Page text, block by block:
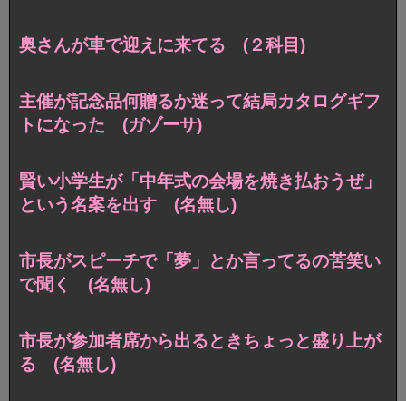
奥さんが車で迎えに来てる (２科目)
主催が記念品何贈るか迷って結局カタログギフ
トになった (ガゾーサ)
賢い小学生が「中年式の会場を焼き払おうぜ」
という名案を出す (名無し)
市長がスピーチで「夢」とか言ってるの苦笑い
で聞く (名無し)
市長が参加者席から出るときちょっと盛り上が
る (名無し)